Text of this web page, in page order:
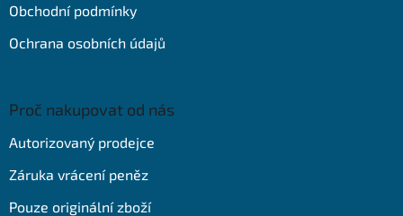
Obchodní podmínky
Ochrana osobních údajů
Proč nakupovat od nás
Autorizovaný prodejce
Záruka vrácení peněz
Pouze originální zboží